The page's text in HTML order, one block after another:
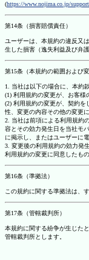
(https://www.nojima.co.jp/
第14条（損害賠償責任）
ユーザーは、本規約の違反又
生した損害（逸失利益及び弁
第15条（本規約の範囲および変
1. 当社は以下の場合に、本約
(1) 利用規約の変更が、お客様
(2) 利用規約の変更が、契約を
性、変更の内容その他の変更
2. 当社は前項による利用規約
容とその効力発生日を当社モ
に掲示し、またはユーザーに
3. 変更後の利用規約の効力発
利用規約の変更に同意したも
第16条（準拠法）
この規約に関する準拠法は、
第17条（管轄裁判所）
本規約に関する紛争が生じた
管轄裁判所とします。